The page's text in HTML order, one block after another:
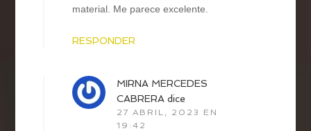
material. Me parece excelente.
RESPONDER
MIRNA MERCEDES
CABRERA dice
27 ABRIL, 2023 EN
19:42